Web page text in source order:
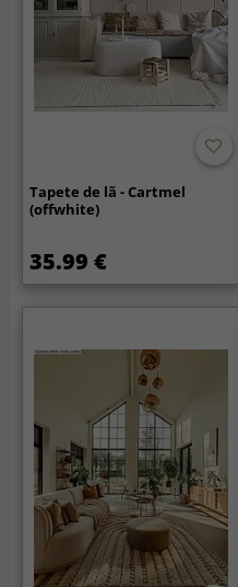
Tapete de lã - Cartmel
(offwhite)
35.99 €